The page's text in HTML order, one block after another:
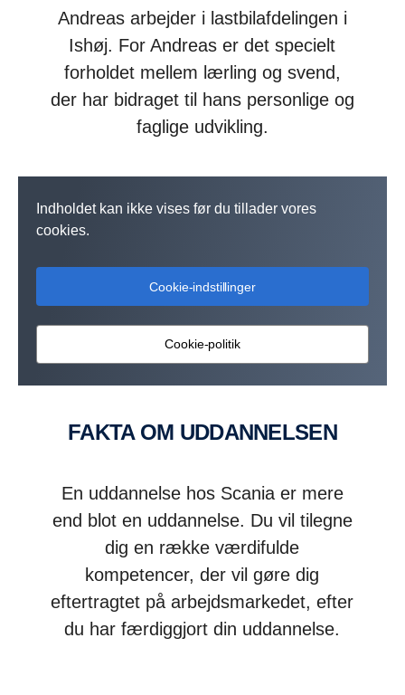
Andreas arbejder i lastbilafdelingen i
Ishøj. For Andreas er det specielt
forholdet mellem lærling og svend,
der har bidraget til hans personlige og
faglige udvikling.
Indholdet kan ikke vises før du tillader vores
cookies.
Cookie-indstillinger
Cookie-politik
FAKTA OM UDDANNELSEN
En uddannelse hos Scania er mere
end blot en uddannelse. Du vil tilegne
dig en række værdifulde
kompetencer, der vil gøre dig
eftertragtet på arbejdsmarkedet, efter
du har færdiggjort din uddannelse.